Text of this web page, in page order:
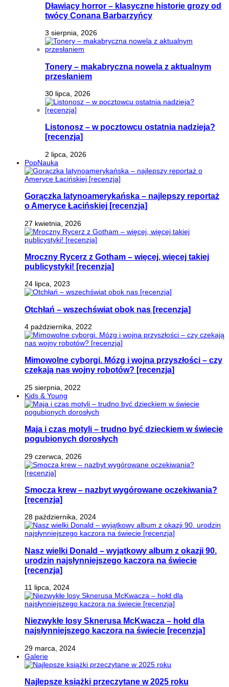
Dławiący horror – klasyczne historie grozy od
twócy Conana Barbarzyńcy
3 sierpnia, 2026
Tonery – makabryczna nowela z aktualnym
przesłaniem
30 lipca, 2026
Listonosz – w pocztowcu ostatnia nadzieja?
[recenzja]
2 lipca, 2026
PopNauka
Gorączka latynoamerykańska – najlepszy reportaż
o Ameryce Łacińskiej [recenzja]
27 kwietnia, 2026
Mroczny Rycerz z Gotham – więcej, więcej takiej
publicystyki! [recenzja]
24 lipca, 2023
Otchłań – wszechświat obok nas [recenzja]
4 października, 2022
Mimowolne cyborgi. Mózg i wojna przyszłości – czy
czekają nas wojny robotów? [recenzja]
25 sierpnia, 2022
Kids & Young
Maja i czas motyli – trudno być dzieckiem w świecie
pogubionych dorosłych
29 czerwca, 2026
Smocza krew – nazbyt wygórowane oczekiwania?
[recenzja]
28 października, 2024
Nasz wielki Donald – wyjątkowy album z okazji 90.
urodzin najsłynniejszego kaczora na świecie
[recenzja]
11 lipca, 2024
Niezwykłe losy Sknerusa McKwacza – hołd dla
najsłynniejszego kaczora na świecie [recenzja]
29 marca, 2024
Galerie
Najlepsze książki przeczytane w 2025 roku